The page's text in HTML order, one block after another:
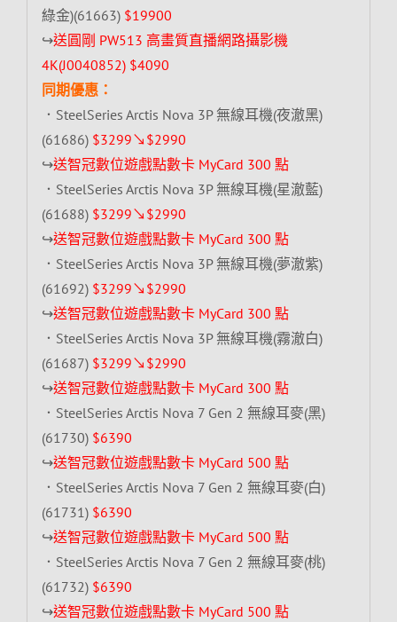
綠金)(61663) $19900
↪送圓剛 PW513 高畫質直播網路攝影機
4K(J0040852) $4090
同期優惠：
．SteelSeries Arctis Nova 3P 無線耳機(夜澈黑)
(61686) $3299↘$2990
↪送智冠數位遊戲點數卡 MyCard 300 點
．SteelSeries Arctis Nova 3P 無線耳機(星澈藍)
(61688) $3299↘$2990
↪送智冠數位遊戲點數卡 MyCard 300 點
．SteelSeries Arctis Nova 3P 無線耳機(夢澈紫)
(61692) $3299↘$2990
↪送智冠數位遊戲點數卡 MyCard 300 點
．SteelSeries Arctis Nova 3P 無線耳機(霧澈白)
(61687) $3299↘$2990
↪送智冠數位遊戲點數卡 MyCard 300 點
．SteelSeries Arctis Nova 7 Gen 2 無線耳麥(黑)
(61730) $6390
↪送智冠數位遊戲點數卡 MyCard 500 點
．SteelSeries Arctis Nova 7 Gen 2 無線耳麥(白)
(61731) $6390
↪送智冠數位遊戲點數卡 MyCard 500 點
．SteelSeries Arctis Nova 7 Gen 2 無線耳麥(桃)
(61732) $6390
↪送智冠數位遊戲點數卡 MyCard 500 點